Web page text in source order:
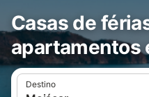
Casas de
apartamentos
Destino